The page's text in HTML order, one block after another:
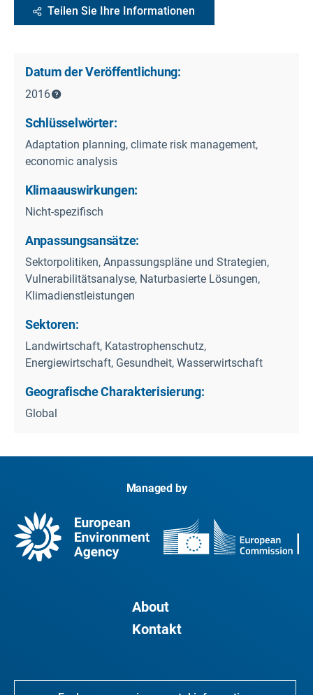
Teilen Sie Ihre Informationen
Datum der Veröffentlichung:
2016
Schlüsselwörter:
Adaptation planning, climate risk management,
economic analysis
Klimaauswirkungen:
Nicht-spezifisch
Anpassungsansätze:
Sektorpolitiken, Anpassungspläne und Strategien,
Vulnerabilitätsanalyse, Naturbasierte Lösungen,
Klimadienstleistungen
Sektoren:
Landwirtschaft, Katastrophenschutz,
Energiewirtschaft, Gesundheit, Wasserwirtschaft
Geografische Charakterisierung:
Global
Managed by
About
Kontakt